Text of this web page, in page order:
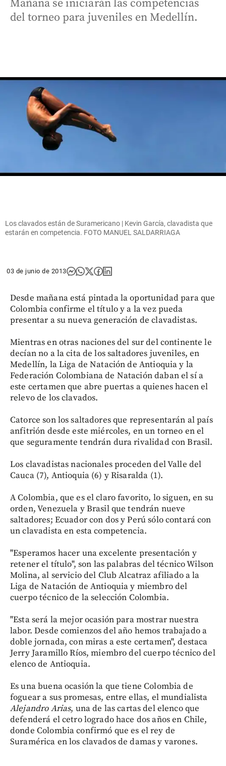
Mañana se iniciarán las competencias
del torneo para juveniles en Medellín.
Los clavados están de Suramericano | Kevin García, clavadista que
estarán en competencia. FOTO MANUEL SALDARRIAGA
03 de junio de 2013
Desde mañana está pintada la oportunidad para que
Colombia confirme el título y a la vez pueda
presentar a su nueva generación de clavadistas.
Mientras en otras naciones del sur del continente le
decían no a la cita de los saltadores juveniles, en
Medellín, la Liga de Natación de Antioquia y la
Federación Colombiana de Natación daban el sí a
este certamen que abre puertas a quienes hacen el
relevo de los clavados.
Catorce son los saltadores que representarán al país
anfitrión desde este miércoles, en un torneo en el
que seguramente tendrán dura rivalidad con Brasil.
Los clavadistas nacionales proceden del Valle del
Cauca (7), Antioquia (6) y Risaralda (1).
A Colombia, que es el claro favorito, lo siguen, en su
orden, Venezuela y Brasil que tendrán nueve
saltadores; Ecuador con dos y Perú sólo contará con
un clavadista en esta competencia.
"Esperamos hacer una excelente presentación y
retener el título", son las palabras del técnico Wilson
Molina, al servicio del Club Alcatraz afiliado a la
Liga de Natación de Antioquia y miembro del
cuerpo técnico de la selección Colombia.
"Esta será la mejor ocasión para mostrar nuestra
labor. Desde comienzos del año hemos trabajado a
doble jornada, con miras a este certamen", destaca
Jerry Jaramillo Ríos, miembro del cuerpo técnico del
elenco de Antioquia.
Es una buena ocasión la que tiene Colombia de
foguear a sus promesas, entre ellas, el mundialista
Alejandro Arias, una de las cartas del elenco que
defenderá el cetro logrado hace dos años en Chile,
donde Colombia confirmó que es el rey de
Suramérica en los clavados de damas y varones.